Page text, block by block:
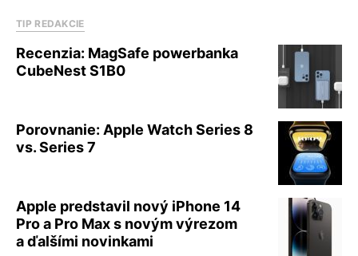
TIP REDAKCIE
Recenzia: MagSafe powerbanka
CubeNest S1B0
Porovnanie: Apple Watch Series 8
vs. Series 7
Apple predstavil nový iPhone 14
Pro a Pro Max s novým výrezom
a ďalšími novinkami